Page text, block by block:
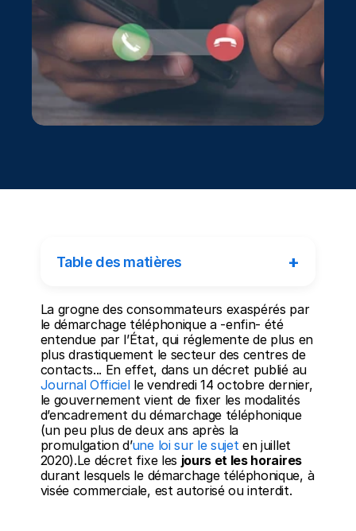
Table des matières +
La grogne des consommateurs exaspérés par
le démarchage téléphonique a -enfin- été
entendue par l’État, qui réglemente de plus en
plus drastiquement le secteur des centres de
contacts... En effet, dans un décret publié au
Journal Officiel le vendredi 14 octobre dernier,
le gouvernement vient de fixer les modalités
d’encadrement du démarchage téléphonique
(un peu plus de deux ans après la
promulgation d’une loi sur le sujet en juillet
2020).Le décret fixe les jours et les horaires
durant lesquels le démarchage téléphonique, à
visée commerciale, est autorisé ou interdit.